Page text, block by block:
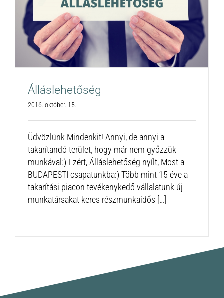
Álláslehetőség
2016. október. 15.
Üdvözlünk Mindenkit! Annyi, de annyi a
takarítandó terület, hogy már nem győzzük
munkával:) Ezért, Álláslehetőség nyílt, Most a
BUDAPESTI csapatunkba:) Több mint 15 éve a
takarítási piacon tevékenykedő vállalatunk új
munkatársakat keres részmunkaidős […]